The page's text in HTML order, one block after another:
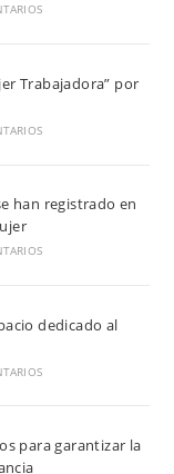
Trabajadora” por
han registrado en
dedicado al
para garantizar la